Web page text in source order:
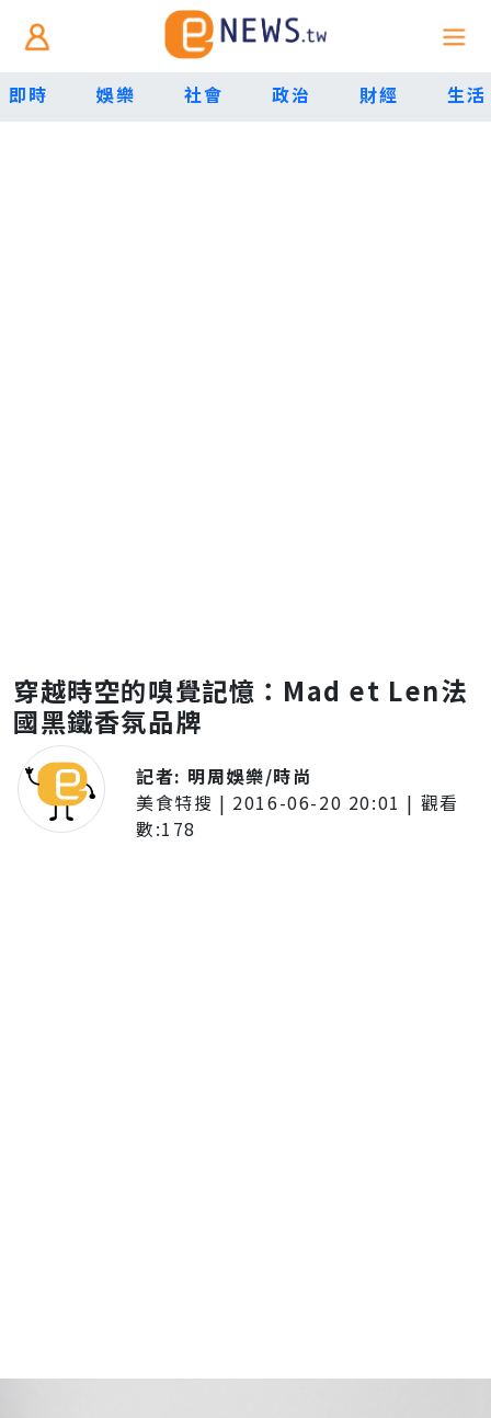
即時 娛樂 社會 政治 財經 生活
穿越時空的嗅覺記憶：Mad et Len法
國黑鐵香氛品牌
記者: 明周娛樂/時尚
美食特搜 | 2016-06-20 20:01 | 觀看
數:178